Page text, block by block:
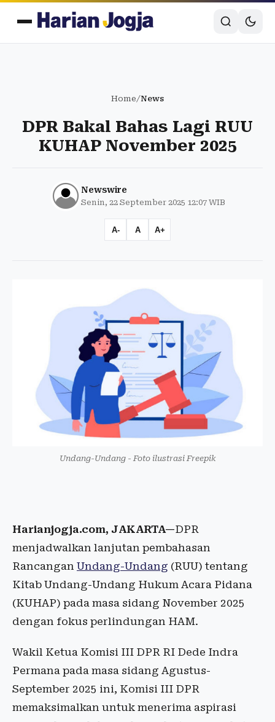
Home/News
DPR Bakal Bahas Lagi RUU
KUHAP November 2025
Newswire
Senin, 22 September 2025 12:07 WIB
A- A A+
Undang-Undang - Foto ilustrasi Freepik
Harianjogja.com, JAKARTA—DPR
menjadwalkan lanjutan pembahasan
Rancangan Undang-Undang (RUU) tentang
Kitab Undang-Undang Hukum Acara Pidana
(KUHAP) pada masa sidang November 2025
dengan fokus perlindungan HAM.
Wakil Ketua Komisi III DPR RI Dede Indra
Permana pada masa sidang Agustus-
September 2025 ini, Komisi III DPR
memaksimalkan untuk menerima aspirasi